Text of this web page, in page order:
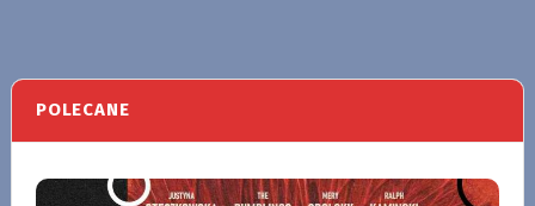
POLECANE